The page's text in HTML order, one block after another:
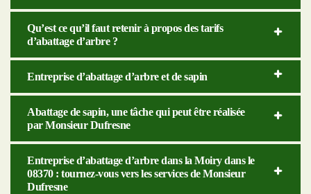
Qu’est ce qu’il faut retenir à propos des tarifs
d’abattage d’arbre ?
Entreprise d’abattage d’arbre et de sapin
Abattage de sapin, une tâche qui peut être réalisée
par Monsieur Dufresne
Entreprise d’abattage d’arbre dans la Moiry dans le
08370 : tournez-vous vers les services de Monsieur
Dufresne